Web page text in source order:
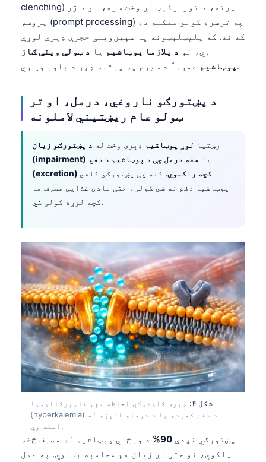
clenching) پرته، د تورنيکېټ لږ وخت سره، او د ژر
پروسس (prompt processing) په ترسره کولو ممکنه ده
که نه. که پلیټلېټونه یا سپین‌وینې حجرې ډېرې لوړې
وي، نو د پلازما پوټاشیم یا د ټولې وینې ګاز
پوټاشیمعموماً د سیرم په پرتله ډېر د باور وړ وي.
د پښتورګو ناروغي، درمل، او تر
ټولو عام ریښتیني لاملونه
رښتیا لوړ پوټاشیم ډېری وخت له د پښتورګو زیان
(impairment)
یا هغه درمل چې د پوټاشیم د دفع
(excretion) کچه راکموي. کله چې پښتورګي کافي
پوټاشیم دفع نه شي کولی، حتی عادي غذایي مصرف هم
کچه لوړه کولی شي.
شکل ۴:
ډېری کلینیکي لحاظه مهم هایپرکالیمیا
(hyperkalemia) د دفع کمېدو یا د درملو اغېزو له
امله وي.
پښتورګي نږدې 90%
د ورځني پوټاشیم له مصرف څخه
پاکوي، نو حتی لږ زیان هم محاسبه بدلوي. په عمل